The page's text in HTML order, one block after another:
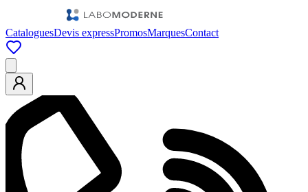
CataloguesDevis expressPromosMarquesContact